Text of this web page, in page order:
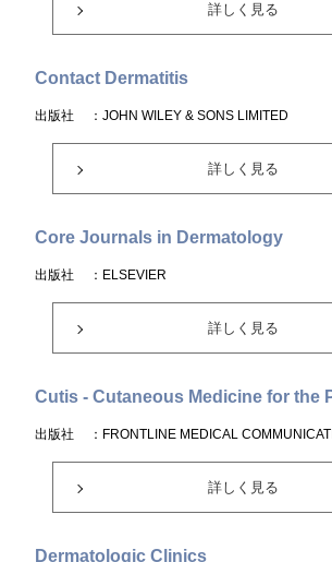
詳しく見る
Contact Dermatitis
出版社 ：JOHN WILEY & SONS LIMITED
詳しく見る
Core Journals in Dermatology
出版社 ：ELSEVIER
詳しく見る
Cutis - Cutaneous Medicine for the
出版社 ：FRONTLINE MEDICAL
詳しく見る
Dermatologic Clinics